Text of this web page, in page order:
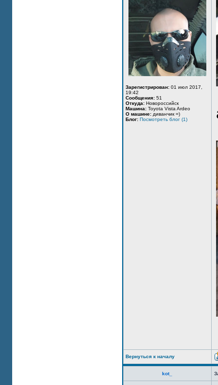
Зарегистрирован: 01 июл 2017,
19:42
Сообщения: 51
Откуда: Новороссийск
Машина: Toyota Vista Ardeo
О машине: диванчик =)
Блог: Посмотреть блог (1)
Вернуться к началу
kot_